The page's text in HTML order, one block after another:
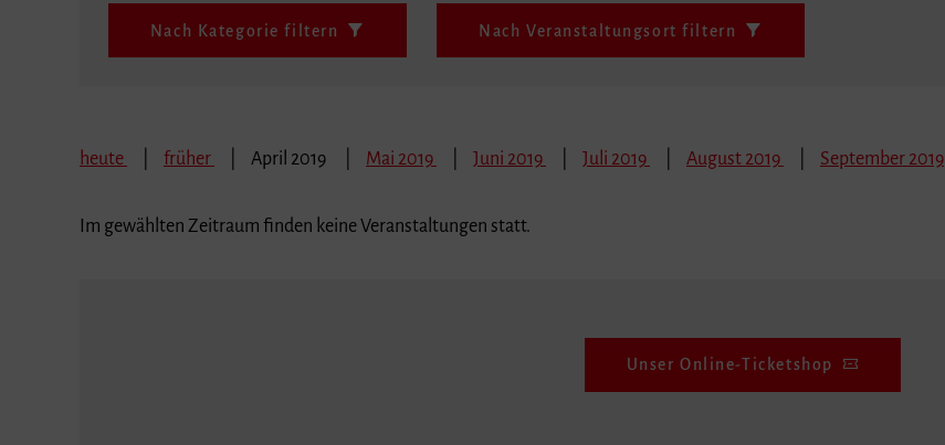
Nach Kategorie filtern Nach Veranstaltungsort filtern
heute früher April 2019 Mai 2019 Juni 2019 Juli 2019 August 2019 September 2019
Im gewählten Zeitraum finden keine Veranstaltungen statt.
Unser Online-Ticketshop